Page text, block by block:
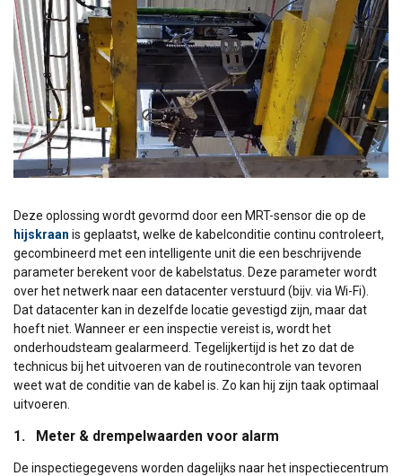
Deze oplossing wordt gevormd door een MRT-sensor die op de
hijskraan is geplaatst, welke de kabelconditie continu controleert,
gecombineerd met een intelligente unit die een beschrijvende
parameter berekent voor de kabelstatus. Deze parameter wordt
over het netwerk naar een datacenter verstuurd (bijv. via Wi-Fi).
Dat datacenter kan in dezelfde locatie gevestigd zijn, maar dat
hoeft niet. Wanneer er een inspectie vereist is, wordt het
onderhoudsteam gealarmeerd. Tegelijkertijd is het zo dat de
technicus bij het uitvoeren van de routinecontrole van tevoren
weet wat de conditie van de kabel is. Zo kan hij zijn taak optimaal
uitvoeren.
1. Meter & drempelwaarden voor alarm
De inspectiegegevens worden dagelijks naar het inspectiecentrum